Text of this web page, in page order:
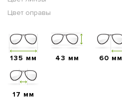
Цвет оправы
135 мм 43 мм 60 мм
17 мм